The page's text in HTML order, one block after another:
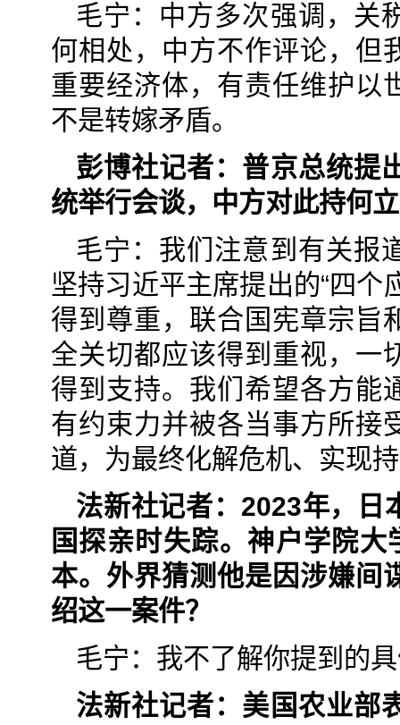
毛宁：中方多次强调，关
何相处，中方不作评论，但
重要经济体，有责任维护以
不是转嫁矛盾。
彭博社记者：普京总统提
统举行会谈，中方对此持何
毛宁：我们注意到有关报
坚持习近平主席提出的“四个
得到尊重，联合国宪章宗旨
全关切都应该得到重视，一
得到支持。我们希望各方能
有约束力并被各当事方所接
道，为最终化解危机、实现
法新社记者：2023年，日
国探亲时失踪。神户学院
本。外界猜测他是因涉嫌间
绍这一案件？
毛宁：我不了解你提到的
法新社记者：美国农业部